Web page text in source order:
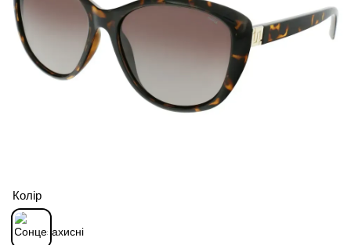
Колір